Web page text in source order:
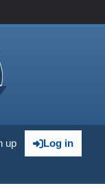
Log in
up